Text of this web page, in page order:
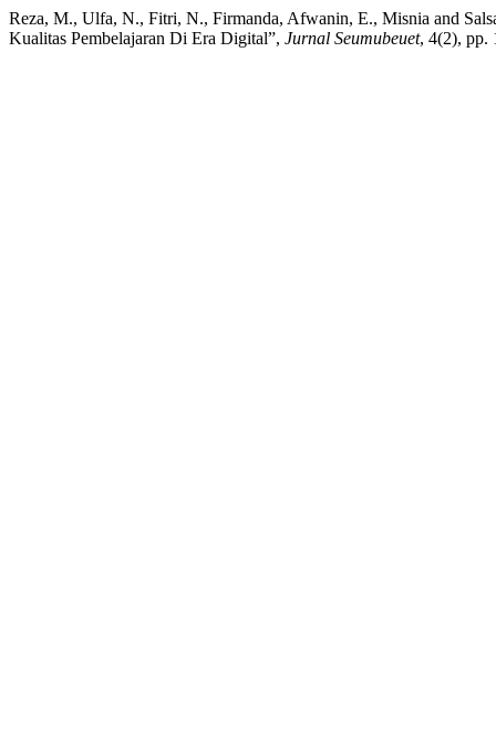
Reza, M., Ulfa, N., Fitri, N., Firmanda, Afwanin, E., Misnia and
Kualitas Pembelajaran Di Era Digital”, Jurnal Seumubeuet, 4(2), pp.